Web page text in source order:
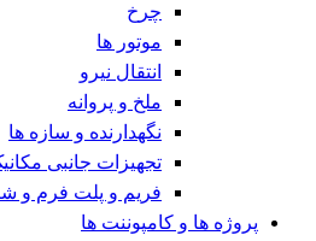
چرخ
موتور ها
انتقال نیرو
ملخ و پروانه
نگهدارنده و سازه ها
تجهیزات جانبی
فریم و پلت فرم و
پروژه ها و کامپوننت ها